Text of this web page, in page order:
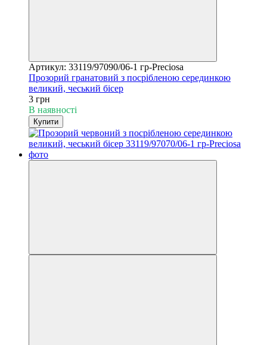
Артикул: 33119/97090/06-1 гр-Preciosa
Прозорий гранатовий з посрібленою серединкою
великий, чеський бісер
3 грн
В наявності
Купити